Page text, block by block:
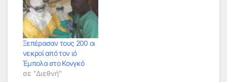
Ξεπέρασαν τους 200 οι
νεκροί από τον ιό
Έμπολα στο Κονγκό
σε "Διεθνή"